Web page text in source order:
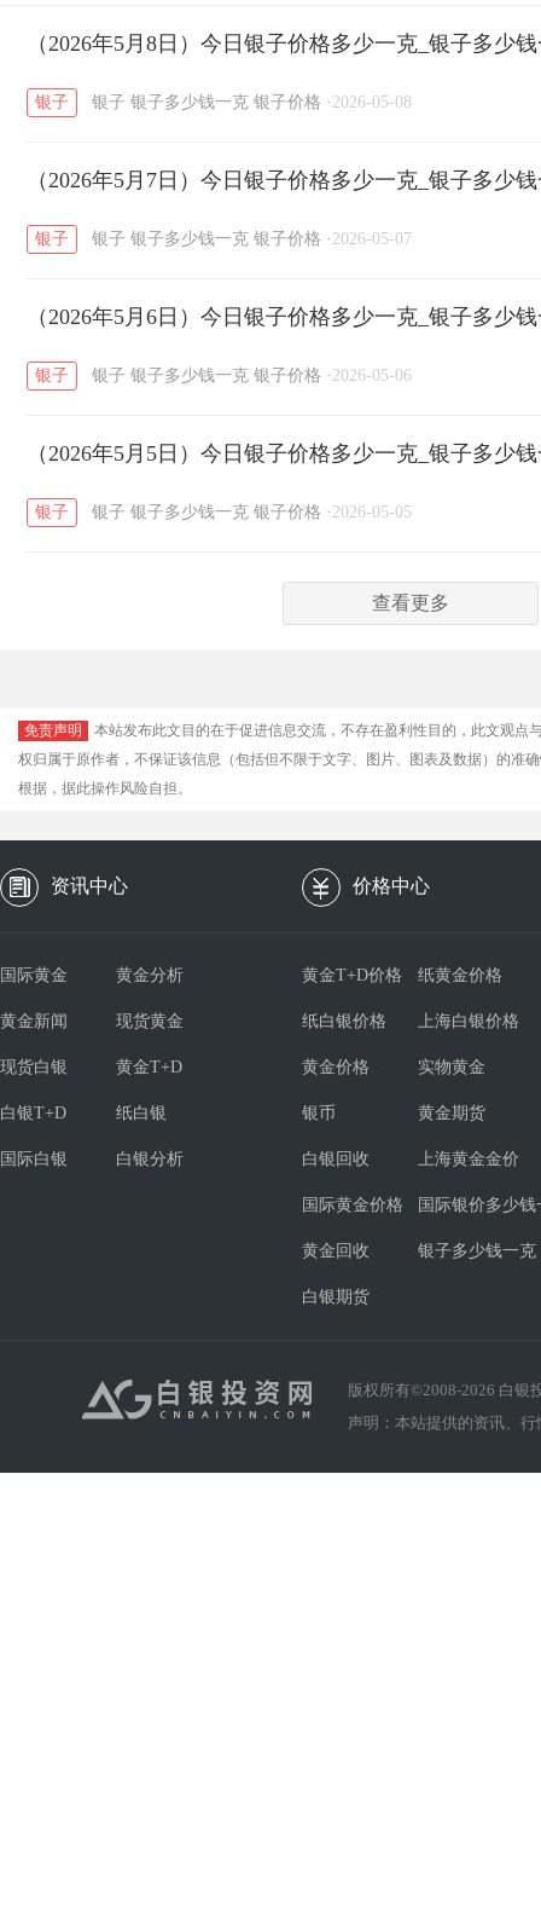
开国纪念币 大清银币 / 长城币 / 老
菜百 周生生 周大生
六福 / 金至尊 / 潮宏基 / 亚一金店
（2026年5月8日）今日银子价格多少一克_银子多少
银子 银子 银子多少钱一克 银子价格 · 2026-05-08
（2026年5月7日）今日银子价格多少一克_银子多少
银子 银子 银子多少钱一克 银子价格 · 2026-05-07
（2026年5月6日）今日银子价格多少一克_银子多少
银子 银子 银子多少钱一克 银子价格 · 2026-05-06
（2026年5月5日）今日银子价格多少一克_银子多少
银子 银子 银子多少钱一克 银子价格 · 2026-05-05
查看更多
免责声明
本站发布此文目的在于促进信息交流，不存在盈利性目的，此文观
权归属于原作者，不保证该信息（包括但不限于文字、图片、图表及数据）的准
根据，据此操作风险自担。
资讯中心 价格中心
国际黄金 黄金分析
黄金新闻 现货黄金
现货白银 黄金T+D
白银T+D 纸白银
国际白银 白银分析
黄金T+D价格 纸黄金价格
纸白银价格 上海白银价格
黄金价格 实物黄金
银币 黄金期货
白银回收 上海黄金金价
国际黄金价格 国际银价多少钱
黄金回收 银子多少钱一克
白银期货
版权所有©2008-2026 白银
声明：本站提供的资讯、